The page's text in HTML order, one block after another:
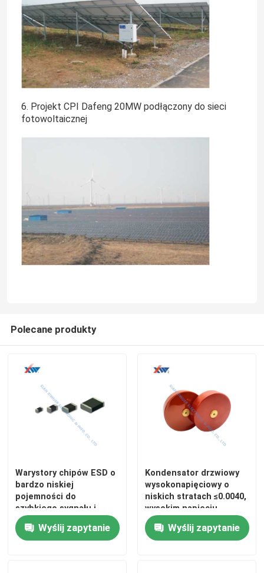
Dom
Produkty
Kontrola jakości
Poprosić o wycenę
Kondensator ceramiczny wysokiego napięcia
6. Projekt CPI Dafeng 20MW podłączony do sieci
fotowoltaicznej
Polecane produkty
Warystory chipów ESD o
bardzo niskiej
pojemności do
szybkiego sygnału i
ochrony obwodów
samochodowych
Wyślij zapytanie
Kondensator drzwiowy
wysokonapięciowy o
niskich stratach ≤0.0040,
wysokim napięciu
przebicia 1.5Ur● 1min i
wysokiej rezystancji
izolacji ≧1.0×105MΩ
Wyślij zapytanie